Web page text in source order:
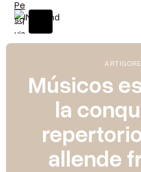
ARTIGO
Músicos
la
allende